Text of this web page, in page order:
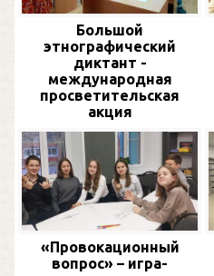
Большой
этнографический
диктант -
международная
просветительская
акция
«Провокационный
вопрос» – игра-